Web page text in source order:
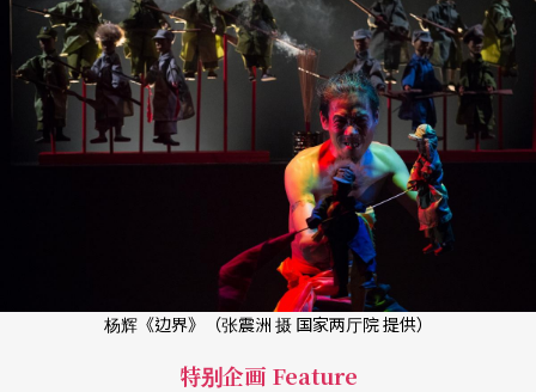
杨辉《边界》（张震洲 摄 国家两厅院 提供）
特别企画 Feature